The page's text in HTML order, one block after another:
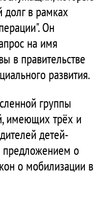
долг в рамках
Он
на имя
в правительстве
развития.
группы
имеющих трёх и
детей-
предложением о
о мобилизации в